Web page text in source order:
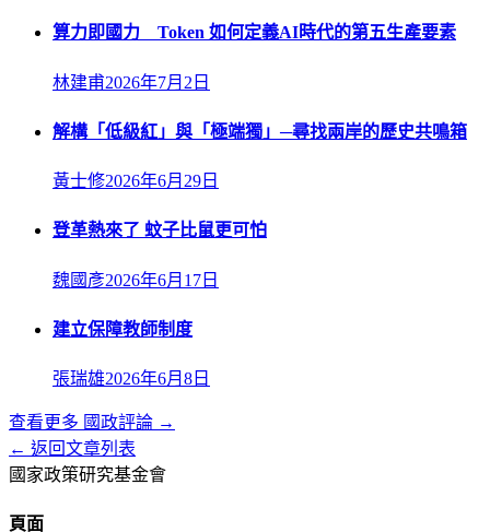
算力即國力 Token 如何定義AI時代的第五生產要素
林建甫2026年7月2日
解構「低級紅」與「極端獨」─尋找兩岸的歷史共鳴箱
黃士修2026年6月29日
登革熱來了 蚊子比鼠更可怕
魏國彥2026年6月17日
建立保障教師制度
張瑞雄2026年6月8日
查看更多 國政評論 →
← 返回文章列表
國家政策研究基金會
頁面